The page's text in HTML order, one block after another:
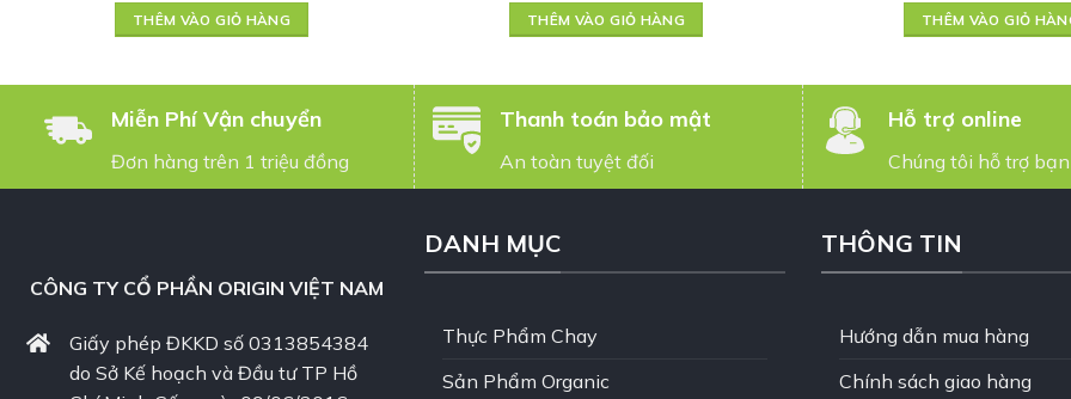
THÊM VÀO GIỎ HÀNG THÊM VÀO GIỎ HÀNG THÊM VÀO GIỎ
Miễn Phí Vận chuyển
Đơn hàng trên 1 triệu đồng
Thanh toán bảo mật
An toàn tuyệt đối
Hỗ trợ online
Chúng tôi hỗ trợ
CÔNG TY CỔ PHẦN ORIGIN VIỆT NAM
Giấy phép ĐKKD số 0313854384
do Sở Kế hoạch và Đầu tư TP Hồ
DANH MỤC
Thực Phẩm Chay
Sản Phẩm Organic
THÔNG TIN
Hướng dẫn mua hàng
Chính sách giao hàng